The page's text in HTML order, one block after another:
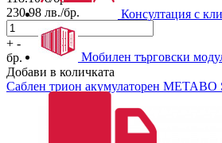
230.98 лв./бр.
+ -
бр.
Добави в количката
Саблен трион акумулаторен METABO
Консултация с
Мобилен търговски